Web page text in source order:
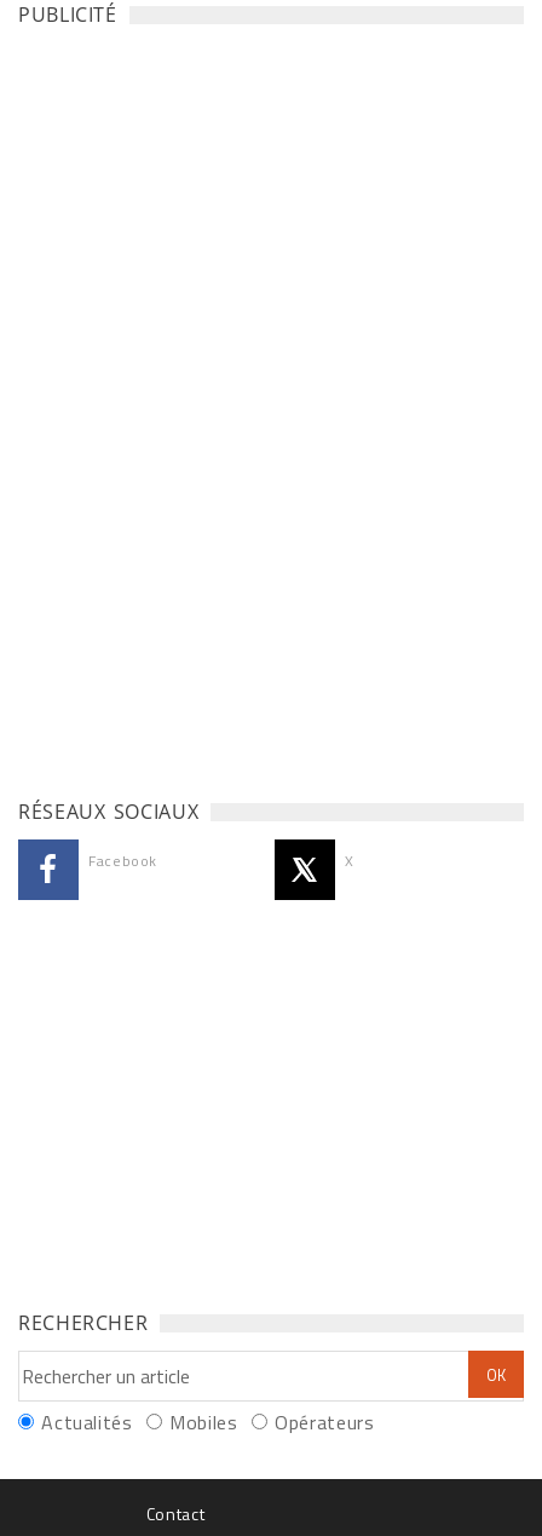
PUBLICITÉ
RÉSEAUX SOCIAUX
Facebook X
RECHERCHER
Actualités Mobiles Opérateurs
Contact